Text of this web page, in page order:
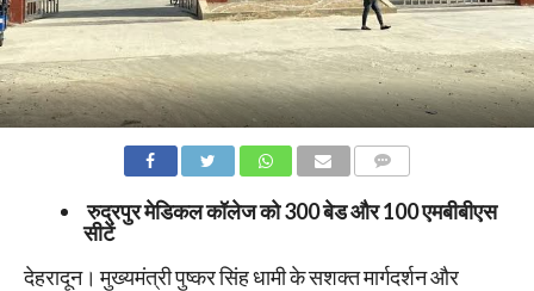
रुद्रपुर मेडिकल कॉलेज को 300 बेड और 100 एमबीबीएस
सीटें
देहरादून।‌ मुख्यमंत्री पुष्कर सिंह धामी के सशक्त मार्गदर्शन और